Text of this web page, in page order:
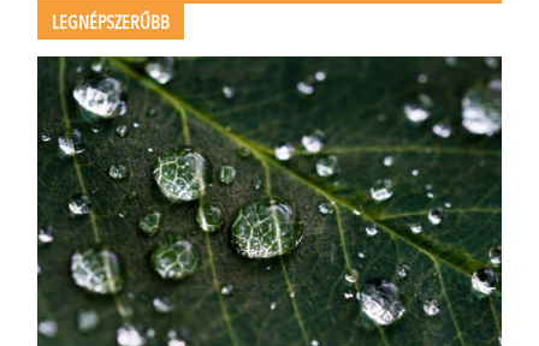
LEGNÉPSZERŰBB